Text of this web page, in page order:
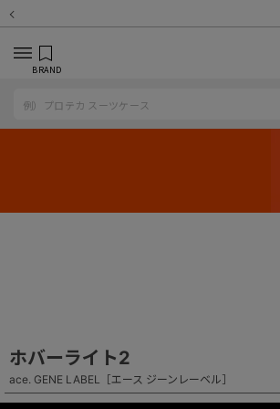
BRAND
ホバーライト2
ace. GENE LABEL［エース ジーンレーベル］